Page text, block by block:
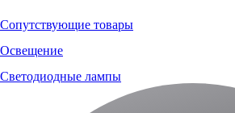
Сопутствующие товары
Освещение
Светодиодные лампы